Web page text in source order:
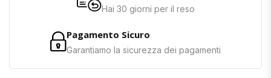
Hai 30 giorni per il reso
Pagamento Sicuro
Garantiamo la sicurezza dei pagamenti